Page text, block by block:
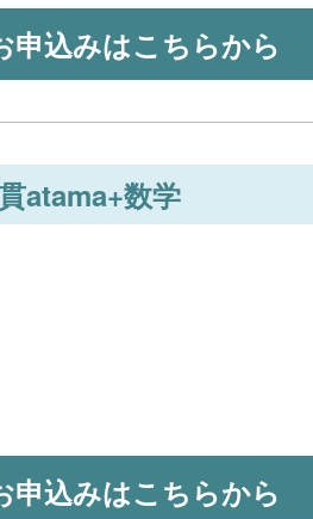
申込みはこちらから
atama+数学
申込みはこちらから